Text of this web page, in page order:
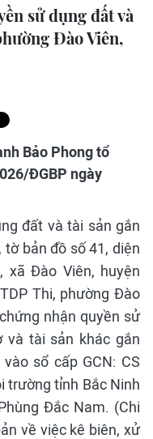
sử dụng đất và
Đào Viên,
Bảo Phong tổ
ĐGBP ngày
đất và tài sản gắn
bản đồ số 41, diện
xã Đào Viên, huyện
Thi, phường Đào
nhận quyền sử
và tài sản khác gắn
sổ cấp GCN: CS
trường tỉnh Bắc Ninh
Đắc Nam. (Chi
về việc kê biên, xử